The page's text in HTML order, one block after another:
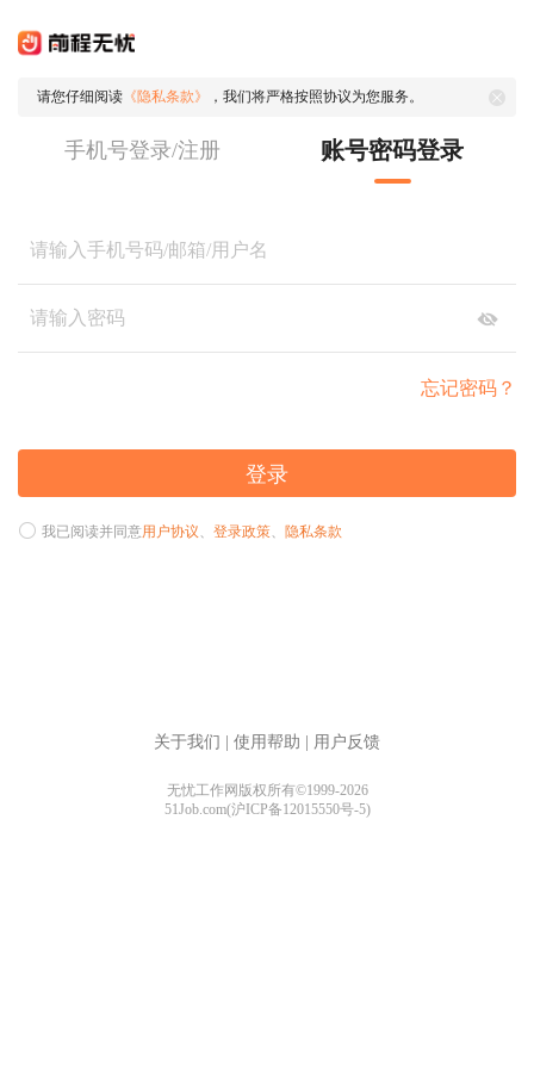
请您仔细阅读 《隐私条款》 ，我们将严格按照协议为您服务。
手机号登录/注册 账号密码登录
忘记密码？
登录
我已阅读并同意用户协议、 登录政策、 隐私条款
关于我们 使用帮助 用户反馈
无忧工作网版权所有©1999-2026
51Job.com(沪ICP备12015550号-5)